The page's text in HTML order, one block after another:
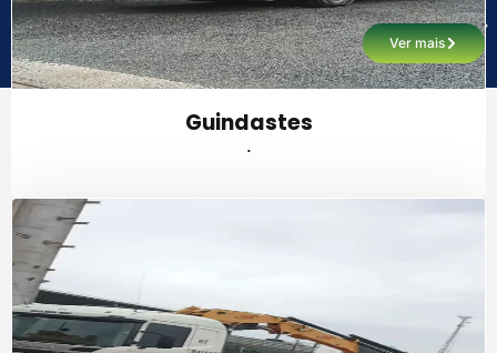
Ver mais
Guindastes
.